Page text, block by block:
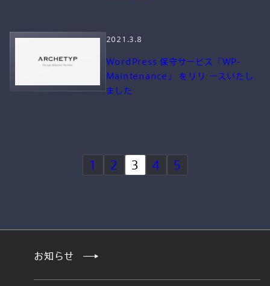
2021.3.8
WordPress 保守サービス「WP-
Maintenance」 をリリ ースいたし
ました
1 2 3 4 5
お知らせ